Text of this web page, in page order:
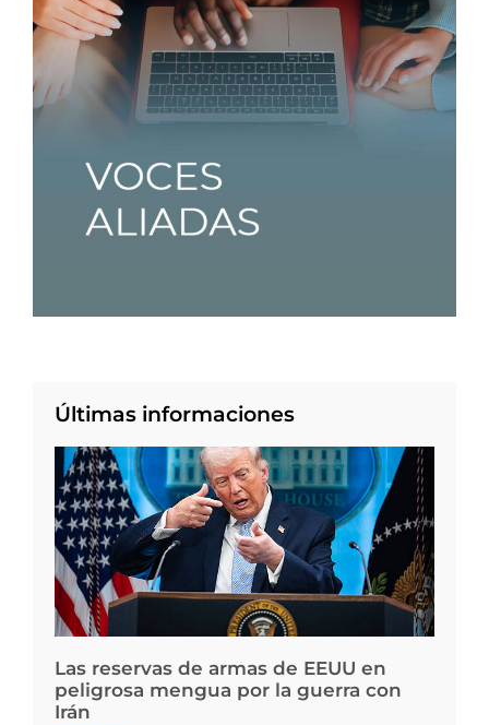
Últimas informaciones
Las reservas de armas de EEUU en
peligrosa mengua por la guerra con
Irán